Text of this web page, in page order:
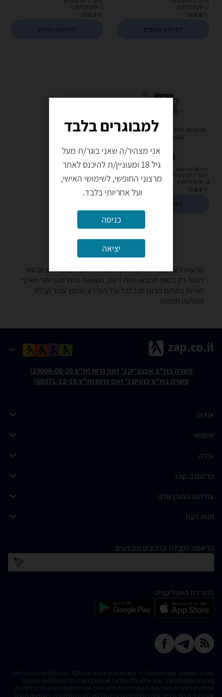
ב- סקס פלאנט
0.0
(9)
לפרטים נוספים
ב- סקס פלאנט
0.0
(9)
לפרטים נוספים
סט טבעת רטט רב פעמית ושתי קוקרינג |
NMC- Magnitude
220
משלוח חינם
עד 7 ימי עסקים
ב- סקס פלאנט
0.0
(9)
לפרטים נוספים
טבעות רטט ‏NMC ‏SexPlanet -נמצאו 3 מוצרים. מחפש טבעת
רטט? רק בזאפ תמצאו חוות דעת, השוואת מחירים ביותר מאלף
חנויות בתחום מבוגרים בלבד וכל המידע הנחוץ עבור קבלת
החלטה חכמה!
פשרה בת"צ אבנצ'יק נ' זאפ גרופ (ת"צ 23008-08-20)
פשרה בת"צ כהנים נ' זאפ גרופ (ת"צ 60371-12-19)
אודות
שימושי
עזרה
פרסום ב-zap
עולמות התוכן שלנו
חוות דעת
הרשמה לקבלת עדכונים ומבצעים
להורדת האפליקציה
המידע המופיע ב- zap מסופק על ידי החנויות עצמן ובאחריותן בלבד. אם נתקלתם בבעיה כלשהי
בנתונים המוצגים באתר, אנא שלחו אלינו הודעה ואנו נטפל בעניין. חלק מהתמונות והתכנים
המופיעים באתר זה הוכנו בעזרת מחוללי בינה מלאכותית. אם זיהיתם תמונה או תוכן כלשהו בו
אתם בעלי זכויות יוצרים, אתם רשאים לפנות אלינו ולבקש לחדול משימוש בו, באמצעות כתובת
למבוגרים בלבד
אני מצהיר/ה שאני בוגר/ת מעל
גיל 18 ומעוניין/ת להיכנס לאתר
מרצוני החופשי, לשימושי האישי,
ועל אחריותי בלבד.
יציאה
כניסה